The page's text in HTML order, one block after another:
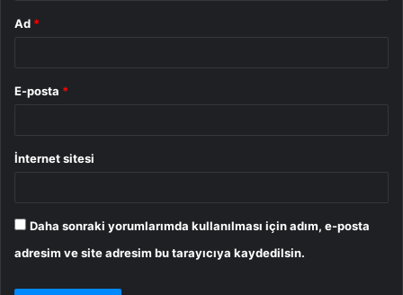
Ad *
E-posta *
İnternet sitesi
Daha sonraki yorumlarımda kullanılması için adım, e-posta
adresim ve site adresim bu tarayıcıya kaydedilsin.